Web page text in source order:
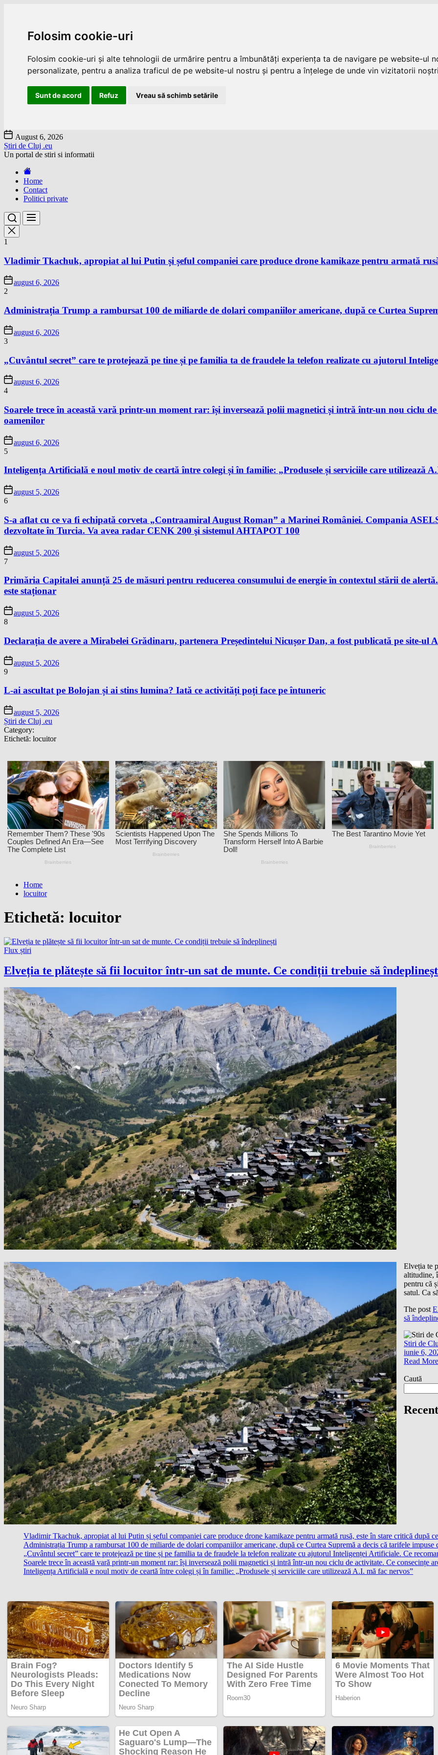
Folosim cookie-uri
Folosim cookie-uri și alte tehnologii de urmărire pentru a îmbunătăți experiența ta de navigare pe website-ul
personalizate, pentru a analiza traficul de pe website-ul nostru și pentru a înțelege de unde vin vizitatorii
Sunt de acord Refuz Vreau să schimb setările
Skip
to
the
content
August 6, 2026
Știri de Cluj .eu
Un portal de stiri si informatii
Home
Contact
Politici private
1
Vladimir Tkachuk, apropiat al lui Putin și șeful companiei care produce drone kamikaze pentru armată
august 6, 2026
2
Administrația Trump a rambursat 100 de miliarde de dolari companiilor americane, după ce Curtea
august 6, 2026
3
„Cuvântul secret” care te protejează pe tine și pe familia ta de fraudele la telefon realizate cu ajutorul
august 6, 2026
4
Soarele trece în această vară printr-un moment rar: își inversează polii magnetici și intră într-un nou ciclu
oamenilor
august 6, 2026
5
Inteligența Artificială e noul motiv de ceartă între colegi și în familie: „Produsele și serviciile care utilizează
august 5, 2026
6
S-a aflat cu ce va fi echipată corveta „Contraamiral August Roman” a Marinei României. Compania
dezvoltate în Turcia. Va avea radar CENK 200 şi sistemul AHTAPOT 100
august 5, 2026
7
Primăria Capitalei anunță 25 de măsuri pentru reducerea consumului de energie în contextul stării de
este staționar
august 5, 2026
8
Declarația de avere a Mirabelei Grădinaru, partenera Președintelui Nicușor Dan, a fost publicată pe site-ul
august 5, 2026
9
L-ai ascultat pe Bolojan și ai stins lumina? Iată ce activități poți face pe întuneric
august 5, 2026
Știri de Cluj .eu
Category:
Etichetă: locuitor
Home
locuitor
Etichetă: locuitor
Flux știri
Elveția te plătește să fii locuitor într-un sat de munte. Ce condiții trebuie să
Elveția te
altitudine,
pentru că
satul. Ca
The post
să
Stiri de
iunie 6,
Read More
Caută
Vladimir Tkachuk, apropiat al lui Putin și șeful companiei care produce drone kamikaze pentru armată rusă, este în stare critică după
Administrația Trump a rambursat 100 de miliarde de dolari companiilor americane, după ce Curtea Supremă a decis că tarifele impuse
„Cuvântul secret” care te protejează pe tine și pe familia ta de fraudele la telefon realizate cu ajutorul Inteligenței Artificiale. Ce
Soarele trece în această vară printr-un moment rar: își inversează polii magnetici și intră într-un nou ciclu de activitate. Ce consecințe
Inteligența Artificială e noul motiv de ceartă între colegi și în familie: „Produsele și serviciile care utilizează A.I. mă fac nervos”